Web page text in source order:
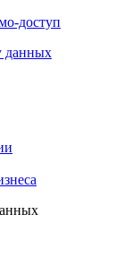
доступ
данных